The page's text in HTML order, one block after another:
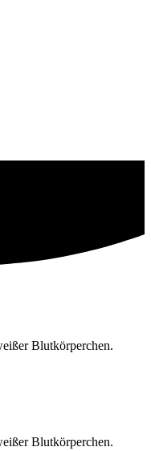
Blutkörperchen.
Blutkörperchen.